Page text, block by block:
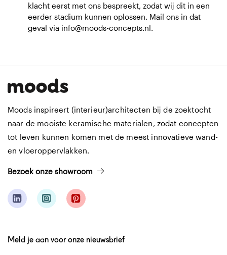
klacht eerst met ons bespreekt, zodat wij dit in een
eerder stadium kunnen oplossen. Mail ons in dat
geval via info@moods-concepts.nl.
Moods inspireert (interieur)architecten bij de zoektocht
naar de mooiste keramische materialen, zodat concepten
tot leven kunnen komen met de meest innovatieve wand-
en vloeroppervlakken.
Bezoek onze showroom
Meld je aan voor onze nieuwsbrief